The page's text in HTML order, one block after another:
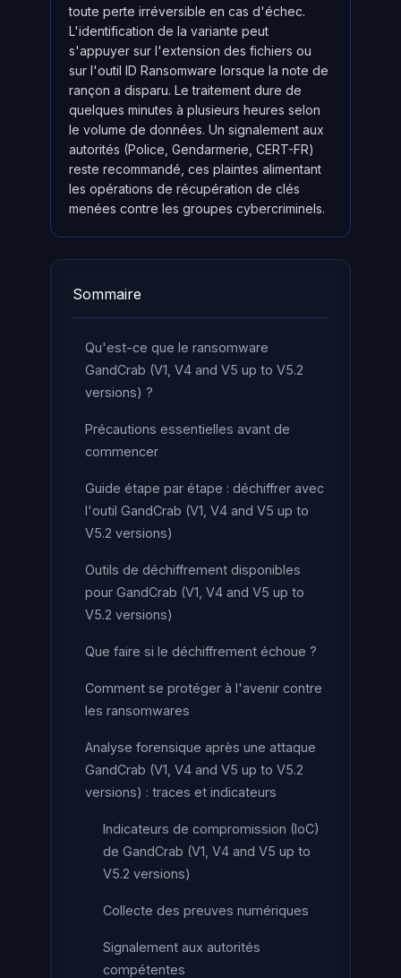
toute perte irréversible en cas d'échec.
L'identification de la variante peut
s'appuyer sur l'extension des fichiers ou
sur l'outil ID Ransomware lorsque la note de
rançon a disparu. Le traitement dure de
quelques minutes à plusieurs heures selon
le volume de données. Un signalement aux
autorités (Police, Gendarmerie, CERT-FR)
reste recommandé, ces plaintes alimentant
les opérations de récupération de clés
menées contre les groupes cybercriminels.
Sommaire
Qu'est-ce que le ransomware
GandCrab (V1, V4 and V5 up to V5.2
versions) ?
Précautions essentielles avant de
commencer
Guide étape par étape : déchiffrer avec
l'outil GandCrab (V1, V4 and V5 up to
V5.2 versions)
Outils de déchiffrement disponibles
pour GandCrab (V1, V4 and V5 up to
V5.2 versions)
Que faire si le déchiffrement échoue ?
Comment se protéger à l'avenir contre
les ransomwares
Analyse forensique après une attaque
GandCrab (V1, V4 and V5 up to V5.2
versions) : traces et indicateurs
Indicateurs de compromission (IoC)
de GandCrab (V1, V4 and V5 up to
V5.2 versions)
Collecte des preuves numériques
Signalement aux autorités
compétentes